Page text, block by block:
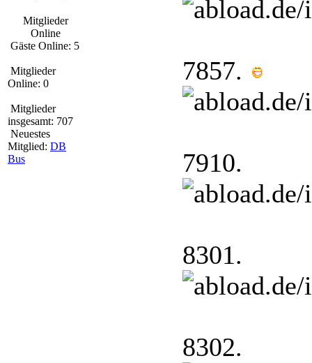
Mitglieder
Online
Gäste Online: 5
Mitglieder
Online: 0
Mitglieder
insgesamt: 707
Neuestes
Mitglied: DB
Bus
7857.
7910.
8301.
8302.